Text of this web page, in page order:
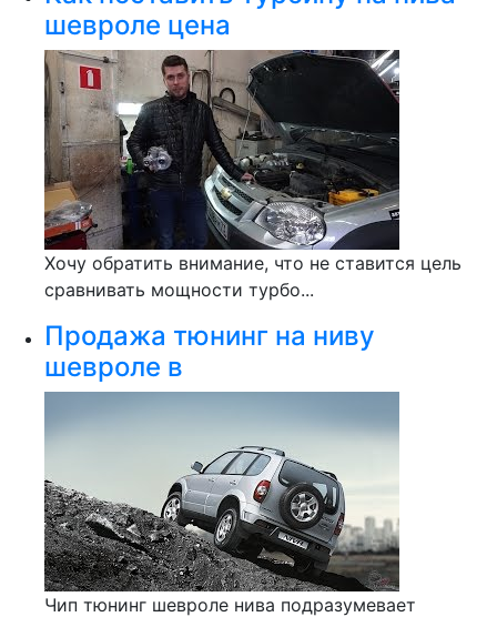
шевроле цена
Хочу обратить внимание, что не ставится цель
сравнивать мощности турбо...
Продажа тюнинг на ниву
шевроле в
Чип тюнинг шевроле нива подразумевает